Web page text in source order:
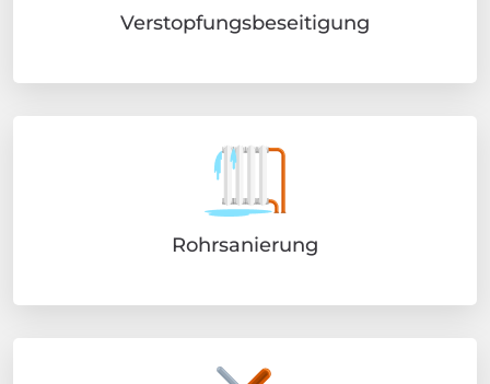
Verstopfungsbeseitigung
Rohrsanierung